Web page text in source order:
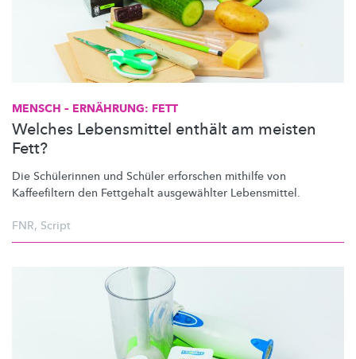
MENSCH – ERNÄHRUNG: FETT
Welches Lebensmittel enthält am meisten
Fett?
Die Schülerinnen und Schüler erforschen mithilfe von
Kaffeefiltern den Fettgehalt ausgewählter Lebensmittel.
FNR, Script